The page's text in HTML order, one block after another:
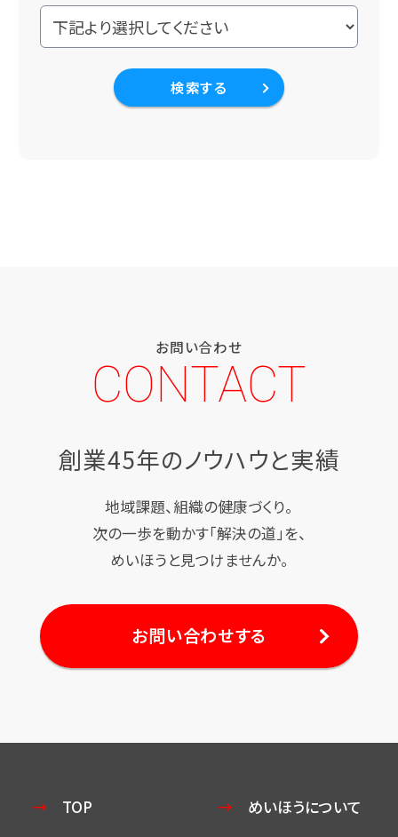
検索する
お問い合わせ
CONTACT
創業45年のノウハウと実績
地域課題、組織の健康づくり。
次の一歩を動かす「解決の道」を、
めいほうと見つけませんか。
お問い合わせする
TOP めいほうについて